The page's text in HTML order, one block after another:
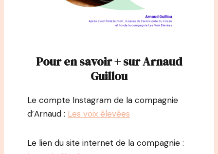
Pour en savoir + sur Arnaud
Guillou
Le compte Instagram de la compagnie
d’Arnaud : Les voix élevées
Le lien du site internet de la compagnie :